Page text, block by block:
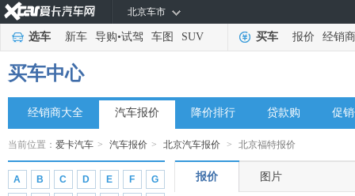
北京车市
选车 新车 导购•试驾 车图 SUV 买车 报价 经销商
买车中心
经销商大全 汽车报价 降价排行 贷款购 促
当前位置： 爱卡汽车 > 汽车报价 > 北京汽车报价 > 北京福特报价
A B C D E F G
东风风度 (1)
东风风光(9)
东风小康(13)
电动屋(1)
大运汽车(1)
E
报价 图片